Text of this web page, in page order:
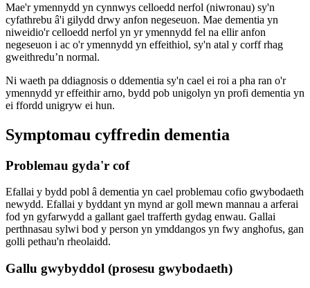
Mae'r ymennydd yn cynnwys celloedd nerfol (niwronau) sy'n
cyfathrebu â'i gilydd drwy anfon negeseuon. Mae dementia yn
niweidio'r celloedd nerfol yn yr ymennydd fel na ellir anfon
negeseuon i ac o'r ymennydd yn effeithiol, sy'n atal y corff rhag
gweithredu’n normal.
Ni waeth pa ddiagnosis o ddementia sy'n cael ei roi a pha ran o'r
ymennydd yr effeithir arno, bydd pob unigolyn yn profi dementia yn
ei ffordd unigryw ei hun.
Symptomau cyffredin dementia
Problemau gyda'r cof
Efallai y bydd pobl â dementia yn cael problemau cofio gwybodaeth
newydd. Efallai y byddant yn mynd ar goll mewn mannau a arferai
fod yn gyfarwydd a gallant gael trafferth gydag enwau. Gallai
perthnasau sylwi bod y person yn ymddangos yn fwy anghofus, gan
golli pethau'n rheolaidd.
Gallu gwybyddol (prosesu gwybodaeth)